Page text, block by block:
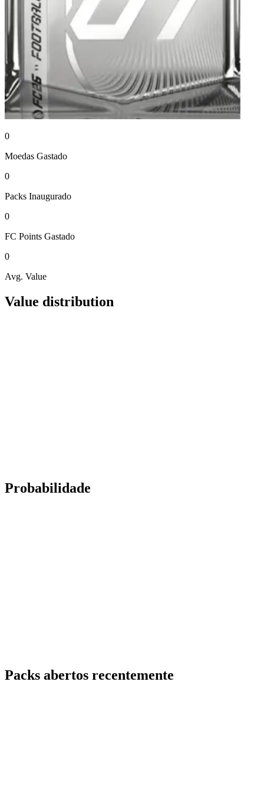
0
Moedas Gastado
0
Packs Inaugurado
0
FC Points Gastado
0
Avg. Value
Value distribution
Probabilidade
Packs abertos recentemente